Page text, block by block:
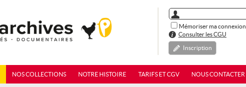
Mémoriser ma connexion
Consulter les CGU
Inscription
NOS COLLECTIONS NOTRE HISTOIRE TARIFS ET CGV NOUS CONTACTER